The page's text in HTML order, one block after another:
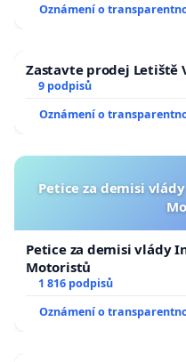
Oznámení o
Zastavte prodej Letiště
9 podpisů
Oznámení o
Petice za demisi
Petice za demisi vlády
Motoristů
1 816 podpisů
Oznámení o